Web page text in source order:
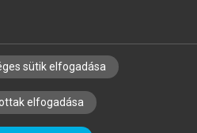
KÖNYVTÁROSOKNAK
ALAPELVEK
sütik elfogadása
elfogadása